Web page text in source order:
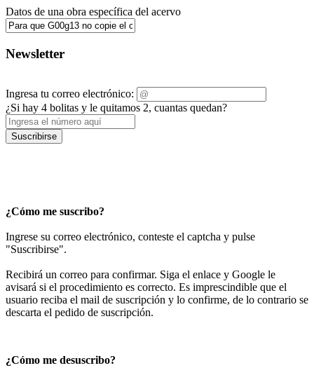
Datos de una obra específica del acervo
Newsletter
Ingresa tu correo electrónico:
¿Si hay 4 bolitas y le quitamos 2, cuantas quedan?
Suscribirse
¿Cómo me suscribo?
Ingrese su correo electrónico, conteste el captcha y pulse
"Suscribirse".
Recibirá un correo para confirmar. Siga el enlace y Google le
avisará si el procedimiento es correcto. Es imprescindible que el
usuario reciba el mail de suscripción y lo confirme, de lo contrario se
descarta el pedido de suscripción.
¿Cómo me desuscribo?